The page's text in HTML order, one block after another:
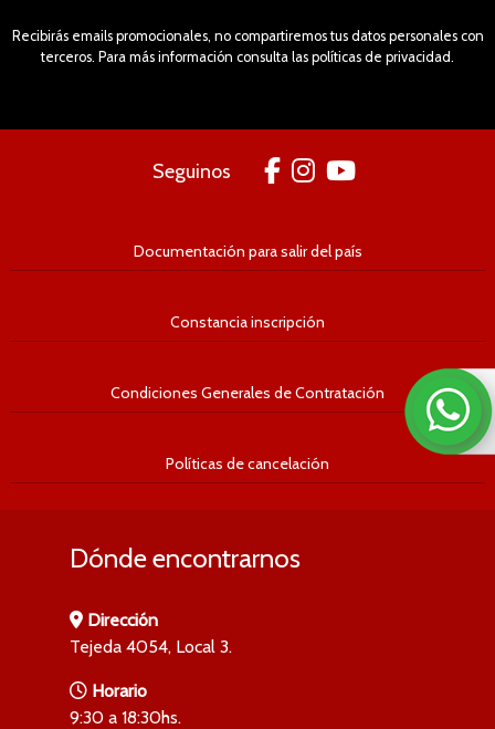
Recibirás emails promocionales, no compartiremos tus datos personales con
terceros. Para más información consulta las políticas de privacidad.
Seguinos
Documentación para salir del país
Constancia inscripción
Condiciones Generales de Contratación
Políticas de cancelación
Dónde encontrarnos
Dirección
Tejeda 4054, Local 3.
Horario
9:30 a 18:30hs.